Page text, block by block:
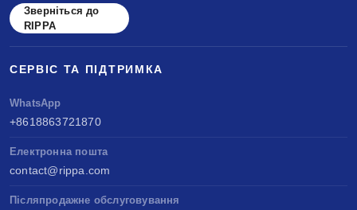
Зверніться до
RIPPA
СЕРВІС ТА ПІДТРИМКА
WhatsApp
+8618863721870
Електронна пошта
contact@rippa.com
Післяпродажне обслуговування